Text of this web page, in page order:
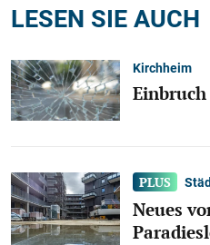
LESEN SIE AUCH
Kirchheim
Neues